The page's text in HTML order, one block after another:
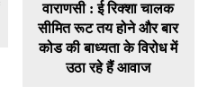
वाराणसी : ई रिक्शा चालक
सीमित रूट तय होने और बार
कोड की बाध्यता के विरोध में
उठा रहे हैं आवाज